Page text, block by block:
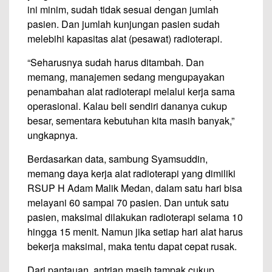
ini minim, sudah tidak sesuai dengan jumlah
pasien. Dan jumlah kunjungan pasien sudah
melebihi kapasitas alat (pesawat) radioterapi.
“Seharusnya sudah harus ditambah. Dan
memang, manajemen sedang mengupayakan
penambahan alat radioterapi melalui kerja sama
operasional. Kalau beli sendiri dananya cukup
besar, sementara kebutuhan kita masih banyak,”
ungkapnya.
Berdasarkan data, sambung Syamsuddin,
memang daya kerja alat radioterapi yang dimiliki
RSUP H Adam Malik Medan, dalam satu hari bisa
melayani 60 sampai 70 pasien. Dan untuk satu
pasien, maksimal dilakukan radioterapi selama 10
hingga 15 menit. Namun jika setiap hari alat harus
bekerja maksimal, maka tentu dapat cepat rusak.